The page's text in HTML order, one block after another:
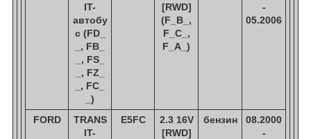
IT-
автобу
с (FD_
_, FB_
_, FS_
_, FZ_
_, FC_
_)
[RWD]
(F_B_,
F_C_,
F_A_)
-
05.2006
FORD
TRANS
IT-
E5FC
2.3 16V
[RWD]
бензин
08.2000
-